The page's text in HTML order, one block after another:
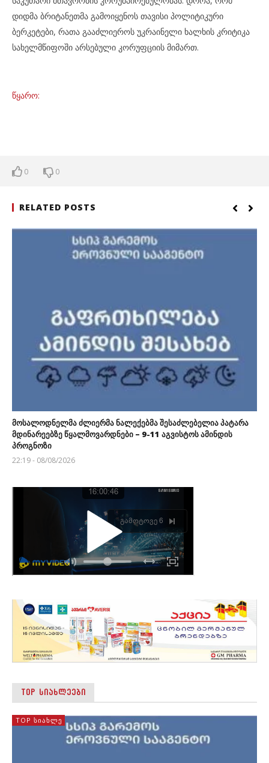
დიდმა ბრიტანეთმა გამოიყენოს თავისი პოლიტიკური
ბერკეტები, რათა გააძლიეროს უკრაინელი ხალხის კრიტიკა
სახელმწიფოში არსებული კორუფციის მიმართ.
წყარო:
0 0
RELATED POSTS
მოსალოდნელმა ძლიერმა ნალექებმა შესაძლებელია პატარა
მდინარეებზე წყალმოვარდნები – 9-11 აგვისტოს ამინდის
პროგნოზი
22:19 - 08/08/2026
TOP ᲡᲘᲐᲮᲚᲔᲔᲑᲘ
TOP ᲡᲘᲐᲮᲚᲔ